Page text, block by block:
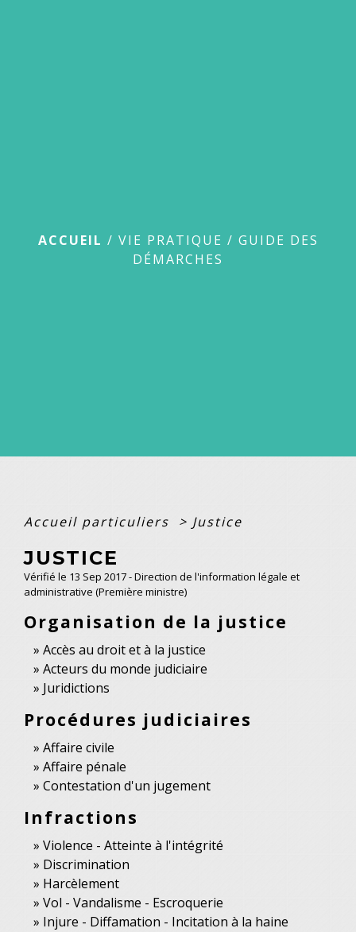
ACCUEIL / VIE PRATIQUE / GUIDE DES
DÉMARCHES
Accueil particuliers > Justice
JUSTICE
Vérifié le 13 Sep 2017 - Direction de l'information légale et
administrative (Première ministre)
Organisation de la justice
Accès au droit et à la justice
Acteurs du monde judiciaire
Juridictions
Procédures judiciaires
Affaire civile
Affaire pénale
Contestation d'un jugement
Infractions
Violence - Atteinte à l'intégrité
Discrimination
Harcèlement
Vol - Vandalisme - Escroquerie
Injure - Diffamation - Incitation à la haine